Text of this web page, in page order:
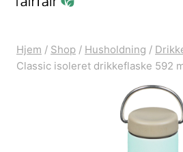
Hjem / Shop / Husholdning /
Classic isoleret drikkeflaske 592